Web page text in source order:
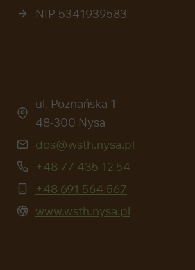
NIP 5341939583
ul. Poznańska 1
48-300 Nysa
dos@wsth.nysa.pl
+48 77 435 12 54
+48 691 564 567
www.wsth.nysa.pl